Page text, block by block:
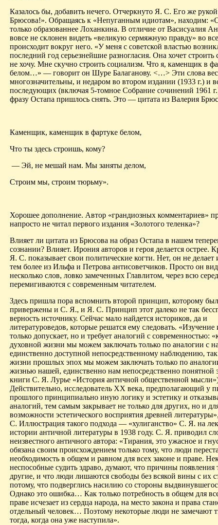
Казалось бы, добавить нечего. Отчеркнуто Я. С. Его же
Брюсова!». Обращаясь к «Непуганным идиотам», находим:
только образованнее Лоханкина. В отличие от Васисуалия
вовсе не склонен видеть «великую сермяжную правду» во
происходит вокруг него. «У меня с советской властью
последний год серьезнейшие разногласия. Она хочет строить
не хочу. Мне скучно строить социализм. Что я, каменщик в
белом…» — говорит он Шуре Балаганову. <…> Эти слова
многозначительны, и недаром во втором издании (1933 г.) и
последующих (включая 5-томное Собрание сочинений 1961
фразу Остапа пришлось снять. Это — цитата из Валерия
Каменщик, каменщик в фартуке белом,
Что ты здесь строишь, кому?
— Эй, не мешай нам. Мы заняты делом,
Строим мы, строим тюрьму».
Хорошее дополнение. Автор «грандиозных комментариев»
напросто не читал первого издания «Золотого теленка»?
Влияет ли цитата из Брюсова на образ Остапа в нашем
сознании? Влияет. Ирония авторов и героя делается острее.
Я. С. показывает свои политические когти. Нет, он не делает
тем более из Ильфа и Петрова антисоветчиков. Просто он
несколько слов, ловко замеченных Главлитом, через всю
перемигиваются с современным читателем.
Здесь пришла пора вспомнить второй принцип, которому
привержены и С. Я., и Я. С. Принцип этот далеко не так
верность источнику. Сейчас мало найдется историков, да и
литературоведов, которые решатся ему следовать. «Изучение
только допускает, но и требует аналогий с современностью:
духовной жизни мы можем заключать только по аналогии с
единственно доступной непосредственному наблюдению,
жизни прошлых эпох мы можем заключать только по
жизнью нашей, единственно нам непосредственно понятной
книги С. Я. Лурье «История античной общественной
Действительно, исследователь XX века, предполагающий у
прошлого принципиально иную логику и эстетику и
аналогий, тем самым закрывает не только для других, но и
возможности эстетического восприятия древней
С. Иллюстрация такого подхода — «хулиганство» С. Я. на
истории античной литературы в 1938 году. С. Я. приводил
неизвестного античного автора: «Тирания, это ужасное и
обязана своим происхождением только тому, что люди
необходимость в общем и равном для всех законе и праве.
неспособные судить здраво, думают, что причины
другие, и что люди лишаются свободы без всякой вины с их
потому, что подверглись насилию со стороны
Однако это ошибка… Как только потребность в общем для
праве исчезает из сердца народа, на место закона и права
отдельный человек… Поэтому некоторые люди не замечают
тогда, когда она уже наступила».